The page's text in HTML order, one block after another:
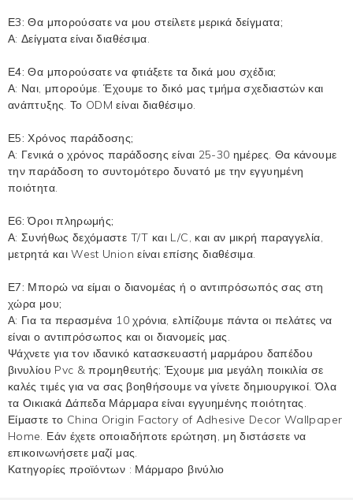
Ε3: Θα μπορούσατε να μου στείλετε μερικά δείγματα;
Α: Δείγματα είναι διαθέσιμα.
Ε4: Θα μπορούσατε να φτιάξετε τα δικά μου σχέδια;
Α: Ναι, μπορούμε. Έχουμε το δικό μας τμήμα σχεδιαστών και
ανάπτυξης. Το ODM είναι διαθέσιμο.
Ε5: Χρόνος παράδοσης;
Α: Γενικά ο χρόνος παράδοσης είναι 25-30 ημέρες. Θα κάνουμε
την παράδοση το συντομότερο δυνατό με την εγγυημένη
ποιότητα.
Ε6: Όροι πληρωμής;
Α: Συνήθως δεχόμαστε T/T και L/C, και αν μικρή παραγγελία,
μετρητά και West Union είναι επίσης διαθέσιμα.
Ε7: Μπορώ να είμαι ο διανομέας ή ο αντιπρόσωπός σας στη
χώρα μου;
Α: Για τα περασμένα 10 χρόνια, ελπίζουμε πάντα οι πελάτες να
είναι ο αντιπρόσωπος και οι διανομείς μας.
Ψάχνετε για τον ιδανικό κατασκευαστή μαρμάρου δαπέδου
βινυλίου Pvc & προμηθευτής; Έχουμε μια μεγάλη ποικιλία σε
καλές τιμές για να σας βοηθήσουμε να γίνετε δημιουργικοί. Όλα
τα Οικιακά Δάπεδα Μάρμαρα είναι εγγυημένης ποιότητας.
Είμαστε το China Origin Factory of Adhesive Decor Wallpaper
Home. Εάν έχετε οποιαδήποτε ερώτηση, μη διστάσετε να
επικοινωνήσετε μαζί μας.
Κατηγορίες προϊόντων : Μάρμαρο βινύλιο